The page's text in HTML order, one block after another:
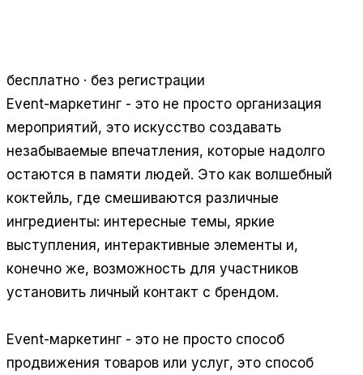
бесплатно · без регистрации
Event-маркетинг - это не просто организация
мероприятий, это искусство создавать
незабываемые впечатления, которые надолго
остаются в памяти людей. Это как волшебный
коктейль, где смешиваются различные
ингредиенты: интересные темы, яркие
выступления, интерактивные элементы и,
конечно же, возможность для участников
установить личный контакт с брендом.
Event-маркетинг - это не просто способ
продвижения товаров или услуг, это способ